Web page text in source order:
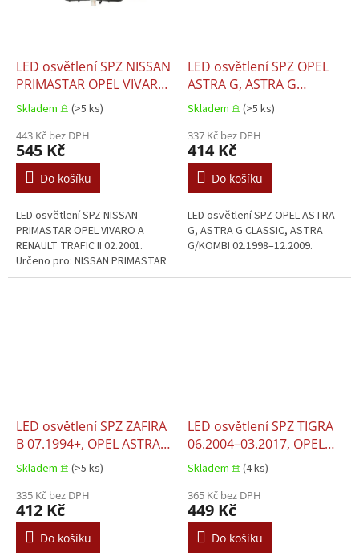
LED osvětlení SPZ NISSAN
PRIMASTAR OPEL VIVARO
A RENAULT TRAFIC II
Skladem 𖠿 (>5 ks)
443 Kč bez DPH
545 Kč
Do košíku
LED osvětlení SPZ NISSAN
PRIMASTAR OPEL VIVARO A
RENAULT TRAFIC II 02.2001.
Určeno pro: NISSAN PRIMASTAR
OPEL VIVARO A RENAULT TRAFIC
LED osvětlení SPZ OPEL
ASTRA G, ASTRA G
CLASSIC, ASTRA G/KOMBI
02.1998–12.2009
Skladem 𖠿 (>5 ks)
337 Kč bez DPH
414 Kč
Do košíku
LED osvětlení SPZ OPEL ASTRA
G, ASTRA G CLASSIC, ASTRA
G/KOMBI 02.1998–12.2009.
LED osvětlení SPZ ZAFIRA
B 07.1994+, OPEL ASTRA
H, ASTRA H CLASSIC,
ASTRA H GTC, ASTRA
H/COMBI, COMBO TOUR,
COMBO/MINIVAN, CORSA
C, CORSA C/HATCHBACK,
MERIVA A, TIGRA, VECTRA
Skladem 𖠿 (>5 ks)
335 Kč bez DPH
412 Kč
Do košíku
LED osvětlení SPZ TIGRA
06.2004–03.2017, OPEL
CORSA D, CORSA
D/HATCHBACK, MERIVA A,
MERIVA B, TIGRA 06.2004–
03.2017
Skladem 𖠿 (4 ks)
365 Kč bez DPH
449 Kč
Do košíku